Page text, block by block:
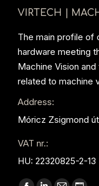
VIRTECH |
The main profile of
hardware meeting
Machine Vision
related to machine
Address:
Móricz Zsigmond
VAT nr.:
HU: 22320825-2-